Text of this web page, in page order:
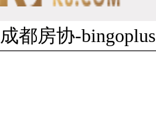
成都房协-bingoplus